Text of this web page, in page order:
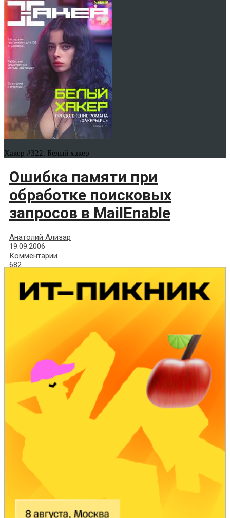
Хакер #322. Белый хакер
Ошибка памяти при
обработке поисковых
запросов в MailEnable
Анатолий Ализар
19.09.2006
Комментарии
682